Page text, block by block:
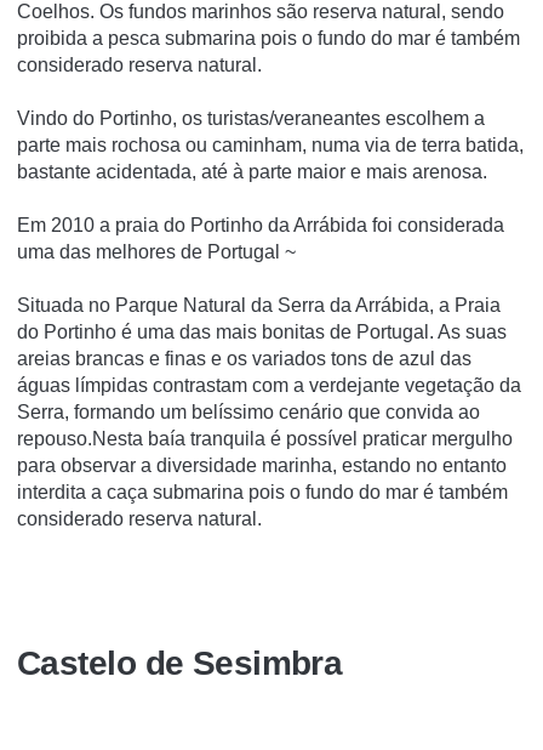
Coelhos. Os fundos marinhos são reserva natural, sendo
proibida a pesca submarina pois o fundo do mar é também
considerado reserva natural.
Vindo do Portinho, os turistas/veraneantes escolhem a
parte mais rochosa ou caminham, numa via de terra batida,
bastante acidentada, até à parte maior e mais arenosa.
Em 2010 a praia do Portinho da Arrábida foi considerada
uma das melhores de Portugal ~
Situada no Parque Natural da Serra da Arrábida, a Praia
do Portinho é uma das mais bonitas de Portugal. As suas
areias brancas e finas e os variados tons de azul das
águas límpidas contrastam com a verdejante vegetação da
Serra, formando um belíssimo cenário que convida ao
repouso.Nesta baía tranquila é possível praticar mergulho
para observar a diversidade marinha, estando no entanto
interdita a caça submarina pois o fundo do mar é também
considerado reserva natural.
Castelo de Sesimbra